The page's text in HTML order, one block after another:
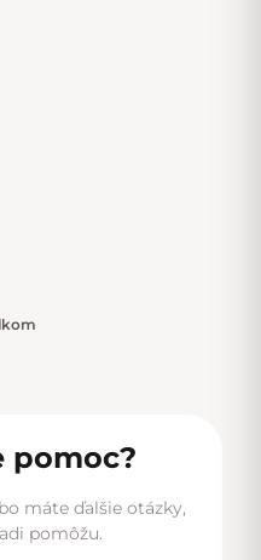
pomoc?
máte ďalšie otázky,
pomôžu.